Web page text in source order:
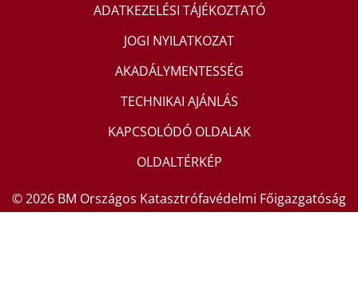
ADATKEZELÉSI TÁJÉKOZTATÓ
JOGI NYILATKOZAT
AKADÁLYMENTESSÉG
TECHNIKAI AJÁNLÁS
KAPCSOLÓDÓ OLDALAK
OLDALTÉRKÉP
© 2026 BM Országos Katasztrófavédelmi Főigazgatóság